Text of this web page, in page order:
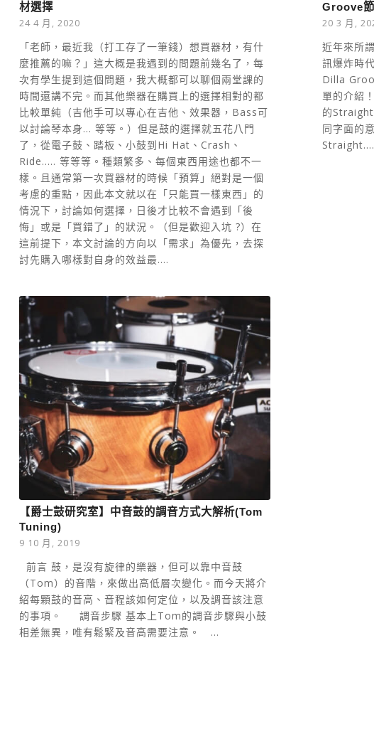
材選擇
24 4 月, 2020
「老師，最近我（打工存了一筆錢）想買器材，有什
麼推薦的嘛？」這大概是我遇到的問題前幾名了，每
次有學生提到這個問題，我大概都可以聊個兩堂課的
時間還講不完。而其他樂器在購買上的選擇相對的都
比較單純（吉他手可以專心在吉他、效果器，Bass可
以討論琴本身... 等等。）但是鼓的選擇就五花八門
了，從電子鼓、踏板、小鼓到Hi Hat、Crash、
Ride..... 等等等。種類繁多、每個東西用途也都不一
樣。且通常第一次買器材的時候「預算」絕對是一個
考慮的重點，因此本文就以在「只能買一樣東西」的
情況下，討論如何選擇，日後才比較不會遇到「後
悔」或是「買錯了」的狀況。（但是歡迎入坑 ?）在
這前提下，本文討論的方向以「需求」為優先，去探
討先購入哪樣對自身的效益最....
Groove
20 3 月,
近年來所
訊爆炸時
Dilla
單的介紹
的
同字面的
【爵士鼓研究室】中音鼓的調音方式大解析(Tom
Tuning)
9 10 月, 2019
前言 鼓，是沒有旋律的樂器，但可以靠中音鼓
（Tom）的音階，來做出高低層次變化。而今天將介
紹每顆鼓的音高、音程該如何定位，以及調音該注意
的事項。 調音步驟 基本上Tom的調音步驟與小鼓
相差無異，唯有鬆緊及音高需要注意。 …